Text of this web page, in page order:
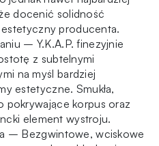
docenić solidność
estetyczny producenta.
– Y.K.A.P. finezyjnie
z subtelnymi
na myśl bardziej
estetyczne. Smukła,
pokrywające korpus oraz
element wystroju.
– Bezgwintowe, wciskowe